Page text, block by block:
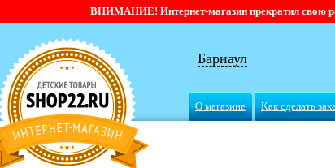
ВНИМАНИЕ! Интернет-магазин прекратил свою
Барнаул
О магазине Как сделать